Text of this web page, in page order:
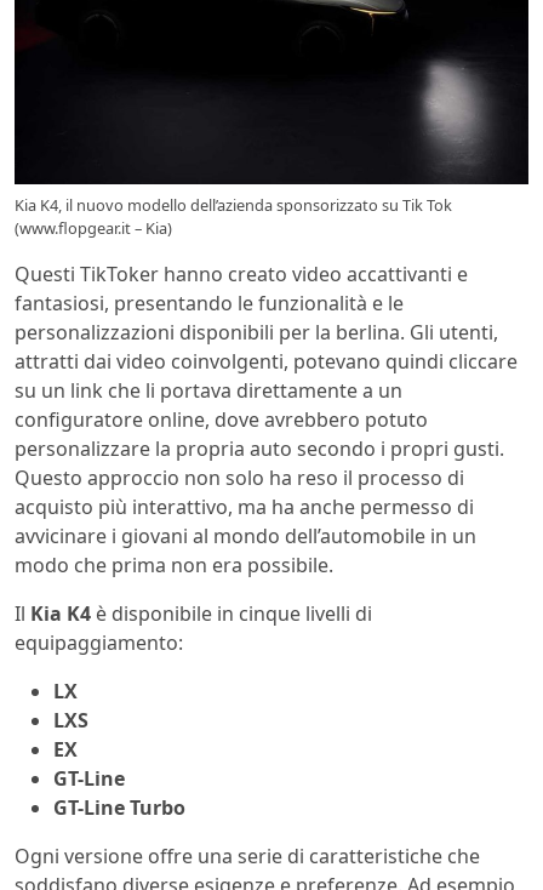
Kia K4, il nuovo modello dell’azienda sponsorizzato su Tik Tok
(www.flopgear.it – Kia)
Questi TikToker hanno creato video accattivanti e
fantasiosi, presentando le funzionalità e le
personalizzazioni disponibili per la berlina. Gli utenti,
attratti dai video coinvolgenti, potevano quindi cliccare
su un link che li portava direttamente a un
configuratore online, dove avrebbero potuto
personalizzare la propria auto secondo i propri gusti.
Questo approccio non solo ha reso il processo di
acquisto più interattivo, ma ha anche permesso di
avvicinare i giovani al mondo dell’automobile in un
modo che prima non era possibile.
Il Kia K4 è disponibile in cinque livelli di
equipaggiamento:
LX
LXS
EX
GT-Line
GT-Line Turbo
Ogni versione offre una serie di caratteristiche che